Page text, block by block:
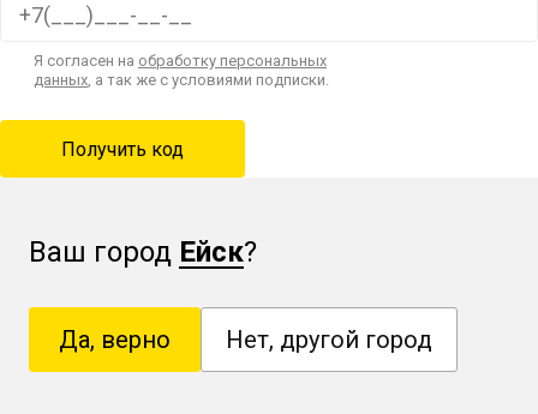
Я согласен на обработку персональных
данных, а так же с условиями подписки.
Ваш город Ейск?
Да, верно Нет, другой город